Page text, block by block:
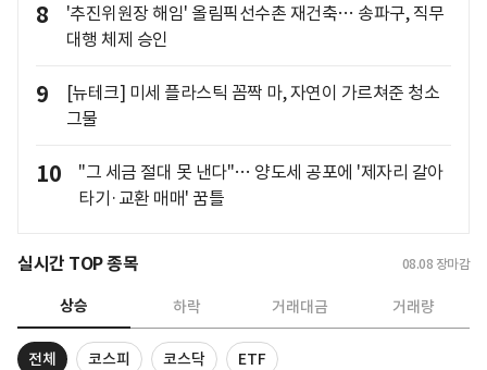
8
'추진위원장 해임' 올림픽선수촌 재건축… 송파구, 직무
대행 체제 승인
9
[뉴테크] 미세 플라스틱 꼼짝 마, 자연이 가르쳐준 청소
그물
10
"그 세금 절대 못 낸다"… 양도세 공포에 '제자리 갈아
타기·교환 매매' 꿈틀
실시간 TOP 종목 08.08 장마감
상승 하락 거래대금 거래량
전체 코스피 코스닥 ETF